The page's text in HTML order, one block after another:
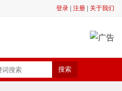
登录 注册 关于我们
搜索